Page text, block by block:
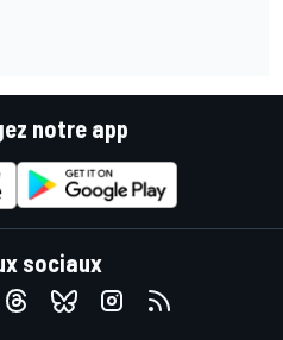
notre app
sociaux